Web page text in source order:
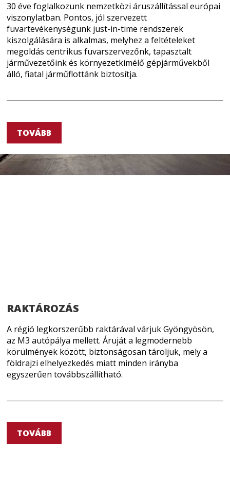
30 éve foglalkozunk nemzetközi áruszállítással európai
viszonylatban. Pontos, jól szervezett
fuvartevékenységünk just-in-time rendszerek
kiszolgálására is alkalmas, melyhez a feltételeket
megoldás centrikus fuvarszervezőnk, tapasztalt
járművezetőink és környezetkímélő gépjárművekből
álló, fiatal járműflottánk biztosítja.
TOVÁBB
RAKTÁROZÁS
A régió legkorszerűbb raktárával várjuk Gyöngyösön,
az M3 autópálya mellett. Áruját a legmodernebb
körülmények között, biztonságosan tároljuk, mely a
földrajzi elhelyezkedés miatt minden irányba
egyszerűen továbbszállítható.
TOVÁBB